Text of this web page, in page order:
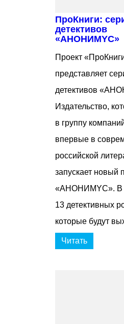
ПроКниги:
детективов
«АНОНИМYС»
Проект
представляет
детективов
Издательство,
в группу
впервые в
российской
запускает новый
«АНОНИМYС». В
13 детективных
которые будут
Читать